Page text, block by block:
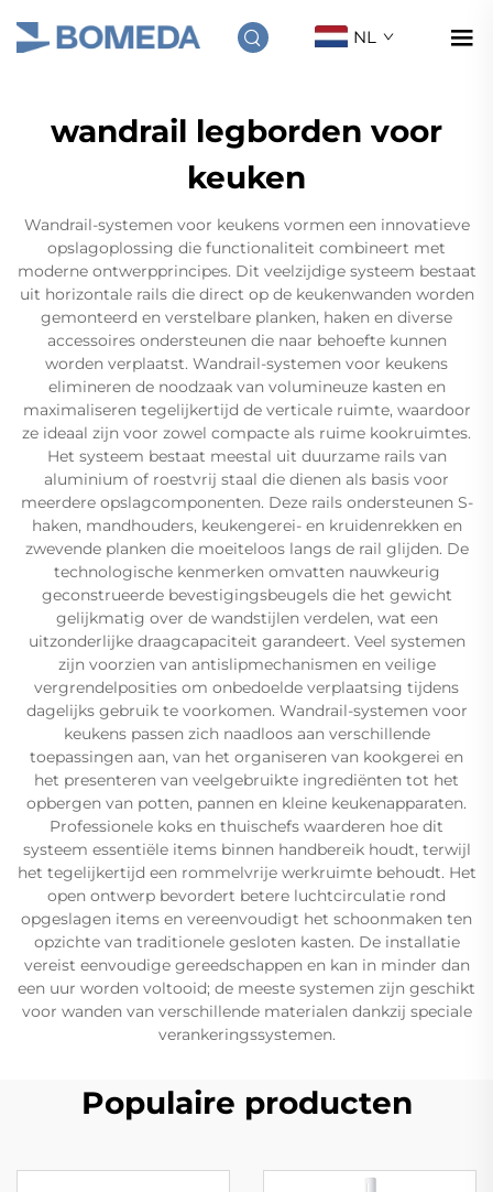
NL
wandrail legborden voor
keuken
Wandrail-systemen voor keukens vormen een innovatieve
opslagoplossing die functionaliteit combineert met
moderne ontwerpprincipes. Dit veelzijdige systeem bestaat
uit horizontale rails die direct op de keukenwanden worden
gemonteerd en verstelbare planken, haken en diverse
accessoires ondersteunen die naar behoefte kunnen
worden verplaatst. Wandrail-systemen voor keukens
elimineren de noodzaak van volumineuze kasten en
maximaliseren tegelijkertijd de verticale ruimte, waardoor
ze ideaal zijn voor zowel compacte als ruime kookruimtes.
Het systeem bestaat meestal uit duurzame rails van
aluminium of roestvrij staal die dienen als basis voor
meerdere opslagcomponenten. Deze rails ondersteunen S-
haken, mandhouders, keukengerei- en kruidenrekken en
zwevende planken die moeiteloos langs de rail glijden. De
technologische kenmerken omvatten nauwkeurig
geconstrueerde bevestigingsbeugels die het gewicht
gelijkmatig over de wandstijlen verdelen, wat een
uitzonderlijke draagcapaciteit garandeert. Veel systemen
zijn voorzien van antislipmechanismen en veilige
vergrendelposities om onbedoelde verplaatsing tijdens
dagelijks gebruik te voorkomen. Wandrail-systemen voor
keukens passen zich naadloos aan verschillende
toepassingen aan, van het organiseren van kookgerei en
het presenteren van veelgebruikte ingrediënten tot het
opbergen van potten, pannen en kleine keukenapparaten.
Professionele koks en thuischefs waarderen hoe dit
systeem essentiële items binnen handbereik houdt, terwijl
het tegelijkertijd een rommelvrije werkruimte behoudt. Het
open ontwerp bevordert betere luchtcirculatie rond
opgeslagen items en vereenvoudigt het schoonmaken ten
opzichte van traditionele gesloten kasten. De installatie
vereist eenvoudige gereedschappen en kan in minder dan
een uur worden voltooid; de meeste systemen zijn geschikt
voor wanden van verschillende materialen dankzij speciale
verankeringssystemen.
Populaire producten